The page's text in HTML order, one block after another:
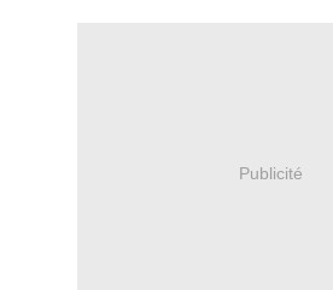
Publicité